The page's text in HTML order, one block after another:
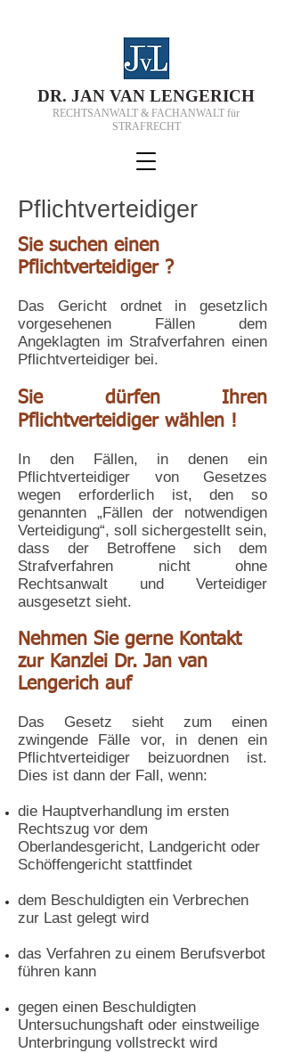
DR. JAN VAN LENGERICH
RECHTSANWALT & FACHANWALT für
STRAFRECHT
Pflichtverteidiger
Sie suchen einen
Pflichtverteidiger ?
Das Gericht ordnet in gesetzlich
vorgesehenen Fällen dem
Angeklagten im Strafverfahren einen
Pflichtverteidiger bei.
Sie dürfen Ihren
Pflichtverteidiger wählen !
In den Fällen, in denen ein
Pflichtverteidiger von Gesetzes
wegen erforderlich ist, den so
genannten „Fällen der notwendigen
Verteidigung“, soll sichergestellt sein,
dass der Betroffene sich dem
Strafverfahren nicht ohne
Rechtsanwalt und Verteidiger
ausgesetzt sieht.
Nehmen Sie gerne Kontakt
zur Kanzlei Dr. Jan van
Lengerich auf
Das Gesetz sieht zum einen
zwingende Fälle vor, in denen ein
Pflichtverteidiger beizuordnen ist.
Dies ist dann der Fall, wenn:
die Hauptverhandlung im ersten
Rechtszug vor dem
Oberlandesgericht, Landgericht oder
Schöffengericht stattfindet
dem Beschuldigten ein Verbrechen
zur Last gelegt wird
das Verfahren zu einem Berufsverbot
führen kann
gegen einen Beschuldigten
Untersuchungshaft oder einstweilige
Unterbringung vollstreckt wird